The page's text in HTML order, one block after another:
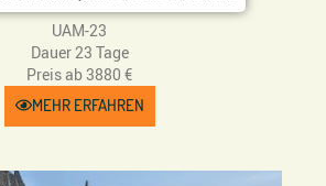
UAM-23
Dauer 23 Tage
Preis ab 3880 €
MEHR ERFAHREN